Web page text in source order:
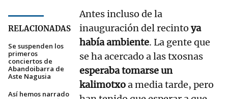
RELACIONADAS
Se suspenden los
primeros
conciertos de
Abandoibarra de
Aste Nagusia
Así hemos narrado
Antes incluso de la
inauguración del recinto ya
había ambiente. La gente que
se ha acercado a las txosnas
esperaba tomarse un
kalimotxoa media tarde, pero